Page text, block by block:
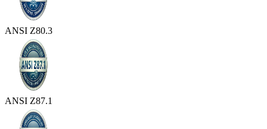
ANSI Z80.3
ANSI Z87.1